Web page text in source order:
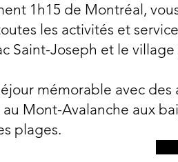
1h15 de Montréal,
les activités et
Saint-Joseph et le
mémorable avec des
au Mont-Avalanche aux
plages.